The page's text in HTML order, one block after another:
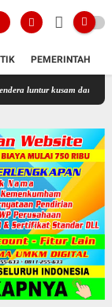
PEMERINTAH
Aparatur Negara Di